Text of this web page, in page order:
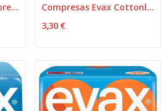
Indas Maternity Compresas Tocológicas Algodón... Compresas Evax Cottonlik Ala Nor 16
3,30 €